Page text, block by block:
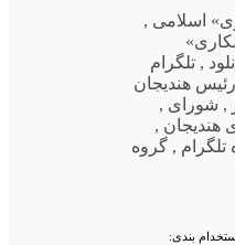
اسلامی ,
, تلگرام
رئیس هندیجان
, شورای ,
هندیجان ,
تلگرام , گروه
بندی: